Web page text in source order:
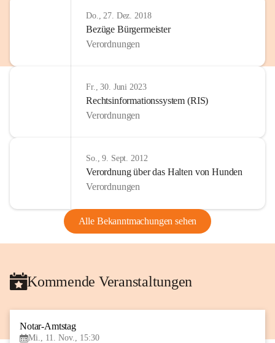
Do., 27. Dez. 2018
Bezüge Bürgermeister
Verordnungen
Fr., 30. Juni 2023
Rechtsinformationssystem (RIS)
Verordnungen
So., 9. Sept. 2012
Verordnung über das Halten von Hunden
Verordnungen
Alle Bekanntmachungen sehen
Kommende Veranstaltungen
Notar-Amtstag
Mi., 11. Nov., 15:30